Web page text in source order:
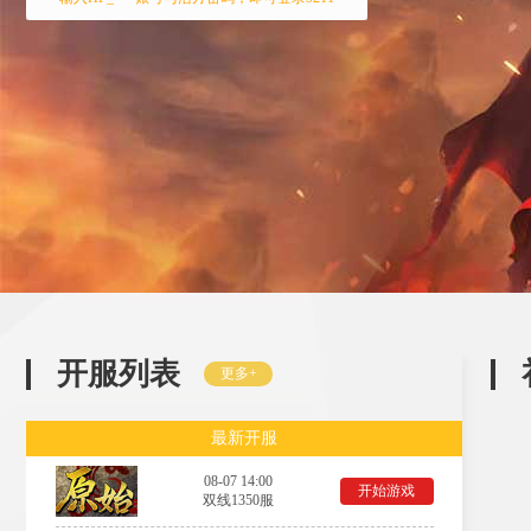
开服列表 更多+
最新开服
08-07 14:00
双线1350服
开始游戏